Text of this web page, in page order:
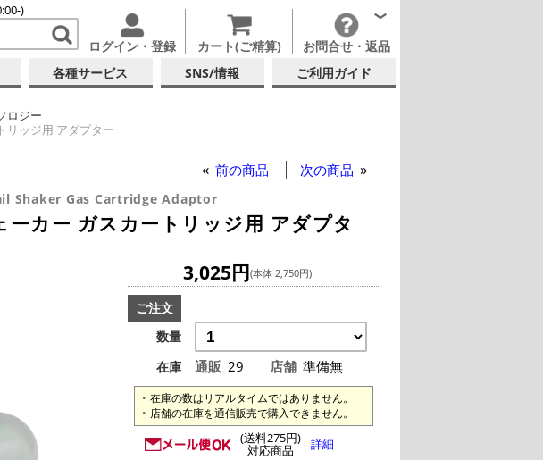
)
ログイン・登録 カート(ご精算) お問合せ・返品
各種サービス SNS/情報 ご利用ガイド
ロジー
リッジ用 アダプター
前の商品 次の商品
Shaker Gas Cartridge Adaptor
カー ガスカートリッジ用 アダプタ
3,025円(本体 2,750円)
ご注文
数量
在庫
通販 29 店舗 準備無
在庫の数はリアルタイムではありません。
店舗の在庫を通信販売で購入できません。
(送料275円)
対応商品 詳細